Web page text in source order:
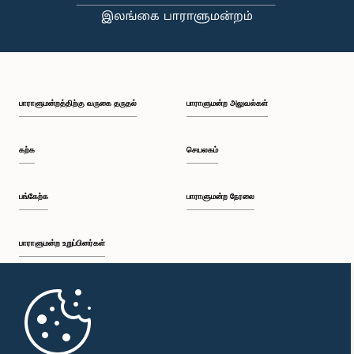
பி.ப. 2:05 - பி.ப. 2:12
பி.ப. 2:20 - பி.ப. 2:27
பி.ப. 2:33 - பி.ப. 2:41
பாராளுமன்றத்திற்கு வருகை தருதல்
கற்க
பங்கேற்க
பாராளுமன்ற உறுப்பினர்கள்
முதற்பக்கம்
பாராளுமன்ற அலுவல்கள்
செயலகம்
பாராளுமன்ற நேரலை